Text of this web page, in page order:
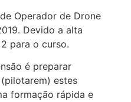
Operador de Drone
Devido a alta
para o curso.
é preparar
estes
formação rápida e